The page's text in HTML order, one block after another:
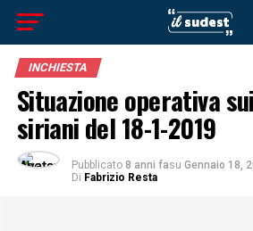
INCHIESTA
Situazione operativa
siriani del 18-1-2019
Pubblicato 8 anni fasu Gennaio 18,
Di Fabrizio Resta